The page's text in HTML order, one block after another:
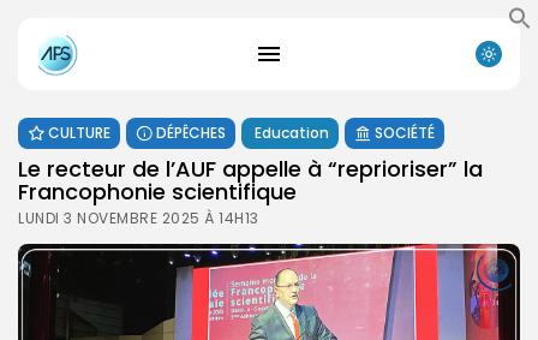
CULTURE DÉPÊCHES Education SOCIÉTÉ
Le recteur de l’AUF appelle à “reprioriser” la
Francophonie scientifique
LUNDI 3 NOVEMBRE 2025 À 14H13